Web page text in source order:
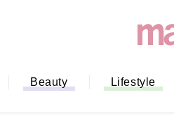
Beauty Lifestyle